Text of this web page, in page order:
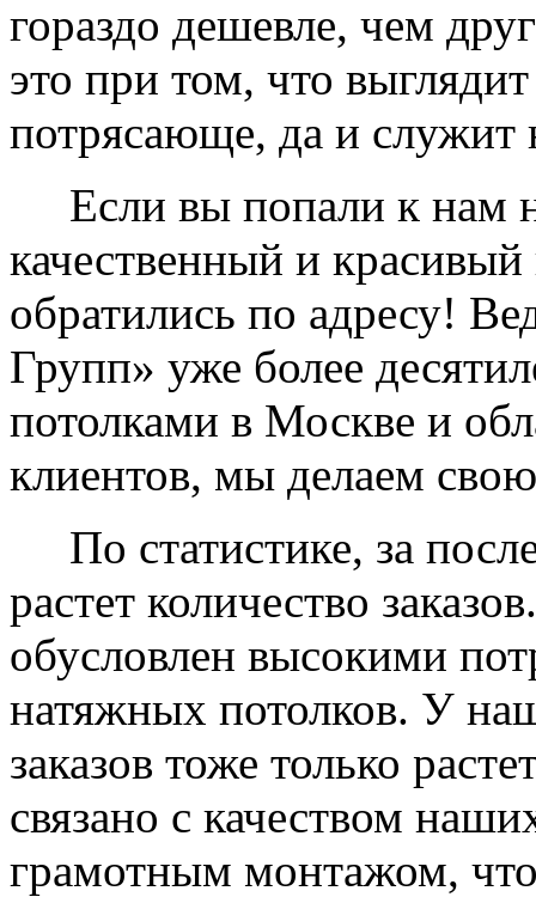
гораздо дешевле, чем
это при том, что
потрясающе, да и служит
Если вы попали к нам
качественный и
обратились по адресу!
Групп» уже более
потолками в Москве и
клиентов, мы делаем
По статистике, за
растет количество
обусловлен высокими
натяжных потолков. У
заказов тоже только
связано с качеством
грамотным монтажом,